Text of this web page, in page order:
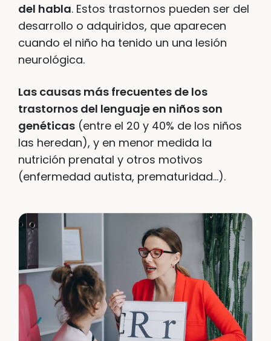
del habla. Estos trastornos pueden ser del
desarrollo o adquiridos, que aparecen
cuando el niño ha tenido un una lesión
neurológica.
Las causas más frecuentes de los
trastornos del lenguaje en niños son
genéticas (entre el 20 y 40% de los niños
las heredan), y en menor medida la
nutrición prenatal y otros motivos
(enfermedad autista, prematuridad…).